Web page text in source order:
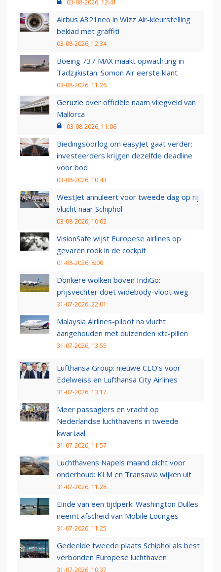
03-08-2026, 12:41
Airbus A321neo in Wizz Air-kleurstelling
beklad met graffiti
03-08-2026, 12:34
Boeing 737 MAX maakt opwachting in
Tadzjikistan: Somon Air eerste klant
03-08-2026, 11:26
Geruzie over officiële naam vliegveld van
Mallorca
03-08-2026, 11:06
Biedingsoorlog om easyJet gaat verder:
investeerders krijgen dezelfde deadline
voor bod
03-08-2026, 10:43
WestJet annuleert voor tweede dag op rij
vlucht naar Schiphol
03-08-2026, 10:02
VisionSafe wijst Europese airlines op
gevaren rook in de cockpit
01-08-2026, 8:00
Donkere wolken boven IndiGo:
prijsvechter doet widebody-vloot weg
31-07-2026, 22:01
Malaysia Airlines-piloot na vlucht
aangehouden met duizenden xtc-pillen
31-07-2026, 13:55
Lufthansa Group: nieuwe CEO’s voor
Edelweiss en Lufthansa City Airlines
31-07-2026, 13:17
Meer passagiers en vracht op
Nederlandse luchthavens in tweede
kwartaal
31-07-2026, 11:57
Luchthavens Napels maand dicht voor
onderhoud: KLM en Transavia wijken uit
31-07-2026, 11:28
Einde van een tijdperk: Washington Dulles
neemt afscheid van Mobile Lounges
31-07-2026, 11:25
Gedeelde tweede plaats Schiphol als best
verbonden Europese luchthaven
31-07-2026, 10:37